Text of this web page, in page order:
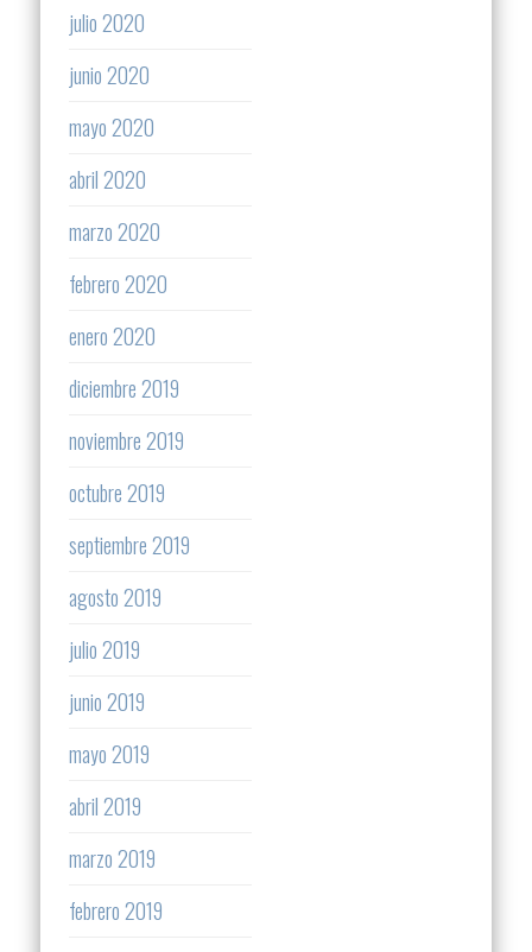
julio 2020
junio 2020
mayo 2020
abril 2020
marzo 2020
febrero 2020
enero 2020
diciembre 2019
noviembre 2019
octubre 2019
septiembre 2019
agosto 2019
julio 2019
junio 2019
mayo 2019
abril 2019
marzo 2019
febrero 2019